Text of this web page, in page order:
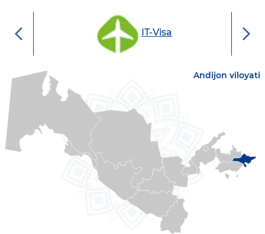
AKT sohasidagi
monitoringi
Andijon viloyati